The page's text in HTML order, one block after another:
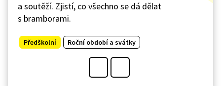
a soutěží. Zjistí, co všechno se dá dělat
s bramborami.
Předškolní Roční období a svátky